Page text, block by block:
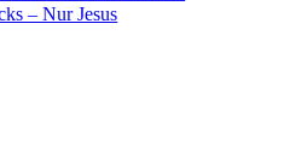
– Nur Jesus